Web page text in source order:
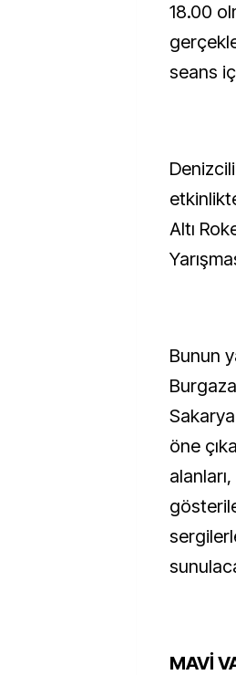
18.00
seans
Altı
Bunun
Sakarya
öne
MAVİ